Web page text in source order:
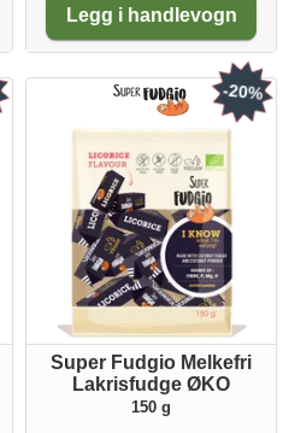
Legg i handlevogn
Super Fudgio Melkefri
Lakrisfudge ØKO
150 g
-20%